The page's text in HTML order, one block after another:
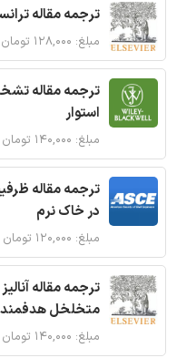
ترجمه مقاله
مبلغ: ۱۲۸,۰۰۰ تومان
ترجمه مقاله
استوار
مبلغ: ۱۴۰,۰۰۰ تومان
ترجمه مقاله
در خاک نرم
مبلغ: ۱۲۰,۰۰۰ تومان
ترجمه مقاله
متخلخل هدفمند
مبلغ: ۱۴۰,۰۰۰ تومان